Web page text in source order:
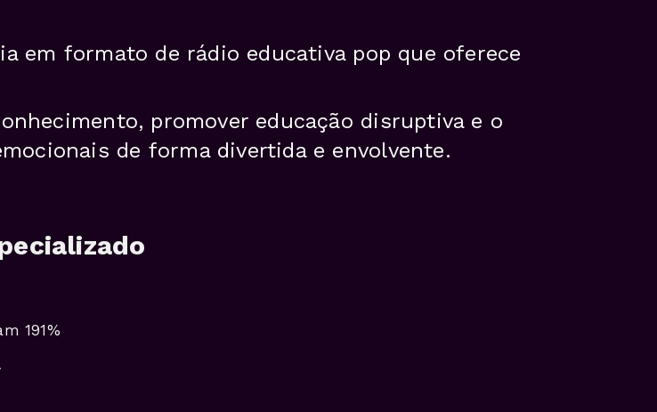
em formato de rádio educativa pop que oferece
promover educação disruptiva e o
de forma divertida e envolvente.
191%